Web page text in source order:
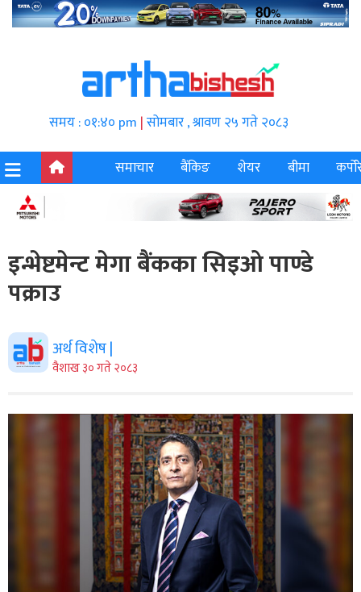
समय : ०१:४० pm |सोमबार , श्रावण २५ गते २०८३
समाचार
बैंकिङ शेयर बीमा
इन्भेष्टमेन्ट मेगा बैंकका सिइओ पाण्डे
पक्राउ
अर्थ विशेष |
वैशाख ३० गते २०८३